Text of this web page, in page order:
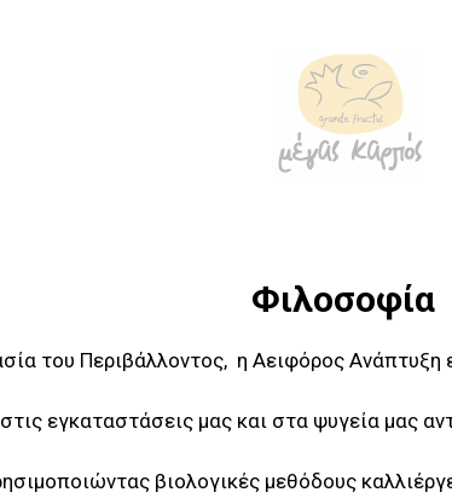
Φιλοσοφία
του Περιβάλλοντος, η Αειφόρος Ανάπτυξη
εγκαταστάσεις μας και στα ψυγεία μας
βιολογικές μεθόδους